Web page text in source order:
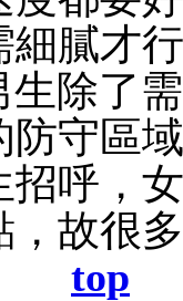
細膩才
了需
防守區
招呼，
，故很
top